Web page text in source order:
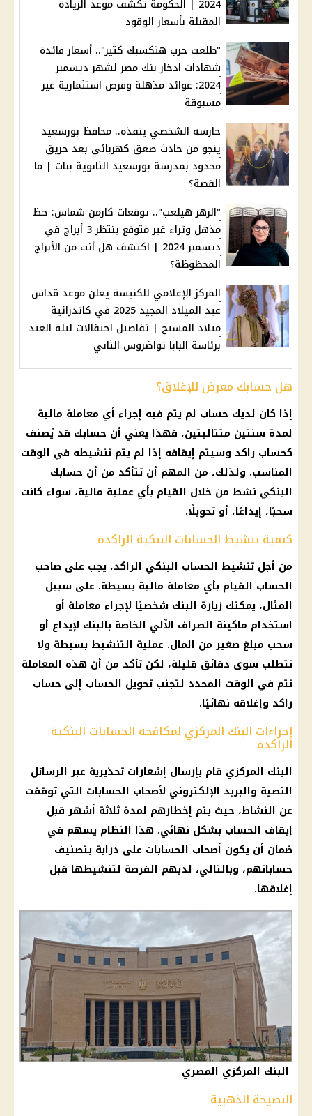
2024 | الحكومة تكشف موعد الزيادة
المقبلة بأسعار الوقود
"طلعت حرب هتكسبك كتير".. أسعار فائدة
شهادات ادخار بنك مصر لشهر ديسمبر
2024: عوائد مذهلة وفرص استثمارية غير
مسبوقة
حارسه الشخصي ينقذه.. محافظ بورسعيد
ينجو من حادث صعق كهربائي بعد حريق
محدود بمدرسة بورسعيد الثانوية بنات | ما
القصة؟
"الزهر هيلعب".. توقعات كارمن شماس: حظ
مذهل وثراء غير متوقع ينتظر 3 أبراج في
ديسمبر 2024 | اكتشف هل أنت من الأبراج
المحظوظة؟
المركز الإعلامي للكنيسة يعلن موعد قداس
عيد الميلاد المجيد 2025 في كاتدرائية
ميلاد المسيح | تفاصيل احتفالات ليلة العيد
برئاسة البابا تواضروس الثاني
هل حسابك معرض للإغلاق؟
إذا كان لديك حساب لم يتم فيه إجراء أي معاملة مالية
لمدة سنتين متتاليتين، فهذا يعني أن حسابك قد يُصنف
كحساب راكد وسيتم إيقافه إذا لم يتم تنشيطه في الوقت
المناسب. ولذلك، من المهم أن تتأكد من أن حسابك
البنكي نشط من خلال القيام بأي عملية مالية، سواء كانت
سحبًا، إيداعًا، أو تحويلًا.
كيفية تنشيط الحسابات البنكية الراكدة
من أجل تنشيط الحساب البنكي الراكد، يجب على صاحب
الحساب القيام بأي معاملة مالية بسيطة. على سبيل
المثال، يمكنك زيارة البنك شخصيًا لإجراء معاملة أو
استخدام ماكينة الصراف الآلي الخاصة بالبنك لإيداع أو
سحب مبلغ صغير من المال. عملية التنشيط بسيطة ولا
تتطلب سوى دقائق قليلة، لكن تأكد من أن هذه المعاملة
تتم في الوقت المحدد لتجنب تحويل الحساب إلى حساب
راكد وإغلاقه نهائيًا.
إجراءات البنك المركزي لمكافحة الحسابات البنكية
الراكدة
البنك المركزي قام بإرسال إشعارات تحذيرية عبر الرسائل
النصية والبريد الإلكتروني لأصحاب الحسابات التي توقفت
عن النشاط، حيث يتم إخطارهم لمدة ثلاثة أشهر قبل
إيقاف الحساب بشكل نهائي. هذا النظام يسهم في
ضمان أن يكون أصحاب الحسابات على دراية بتصنيف
حساباتهم، وبالتالي، لديهم الفرصة لتنشيطها قبل
إغلاقها.
البنك المركزي المصري
النصيحة الذهبية